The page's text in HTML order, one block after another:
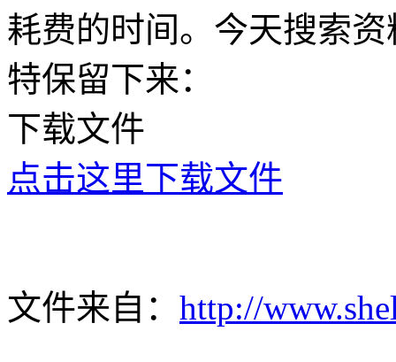
耗费的时间。今天搜索资
特保留下来：
下载文件
点击这里下载文件
文件来自： http://